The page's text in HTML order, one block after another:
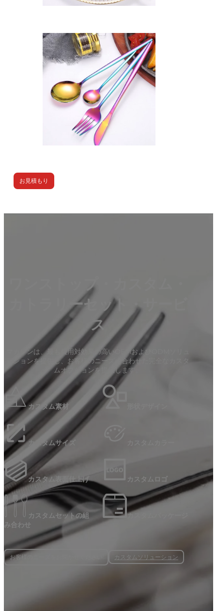
お見積もり
ワンストップ・カスタム・
カトラリーセット・サービ
ス
マカレンは、最も費用対効果の高いOEMおよびODMソリュ
ーションを提供し、お客様のニーズに合わせた完全なカスタ
ムオプションを提供します。
カスタム素材
カスタムサイズ
カスタム表面仕上げ カスタムロゴ
カスタムセットの組
み合わせ
カスタムパッケージ
お客様のニーズをお聞かせください カスタムソリューション